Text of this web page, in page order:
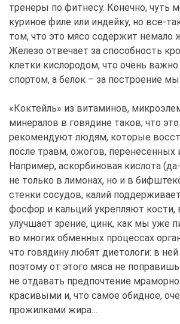
тренеры по фитнесу. Конечно, чуть
куриное филе или индейку, но все-
том, что это мясо содержит немало
Железо отвечает за способность
клетки кислородом, что очень важно
спортом, а белок – за построение
«Коктейль» из витаминов,
минералов в говядине таков, что
рекомендуют людям, которые
после травм, ожогов, перенесенных
Например, аскорбиновая кислота
не только в лимонах, но и в
стенки сосудов, калий
фосфор и кальций укрепляют кости,
улучшает зрение, цинк, как мы уже
во многих обменных процессах
что говядину любят диетологи: в
поэтому от этого мяса не
не отдавать предпочтение
красивыми и, что самое обидное,
прожилками жира…